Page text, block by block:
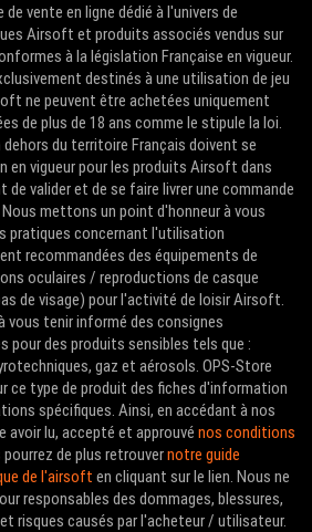
de vente en ligne dédié à l'univers de
Airsoft et produits associés vendus sur
à la législation Française en vigueur.
destinés à une utilisation de jeu
ne peuvent être achetées uniquement
de plus de 18 ans comme le stipule la loi.
du territoire Français doivent se
en vigueur pour les produits Airsoft dans
valider et de se faire livrer une commande
mettons un point d'honneur à vous
pratiques concernant l'utilisation
recommandées des équipements de
oculaires / reproductions de casque
de visage) pour l'activité de loisir Airsoft.
vous tenir informé des consignes
pour des produits sensibles tels que :
gaz et aérosols. OPS-Store
ce type de produit des fiches d'information
spécifiques. Ainsi, en accédant à nos
avoir lu, accepté et approuvé nos conditions
pourrez de plus retrouvernotre guide
de l'airsoft en cliquant sur le lien. Nous ne
responsables des dommages, blessures,
risques causés par l'acheteur / utilisateur.